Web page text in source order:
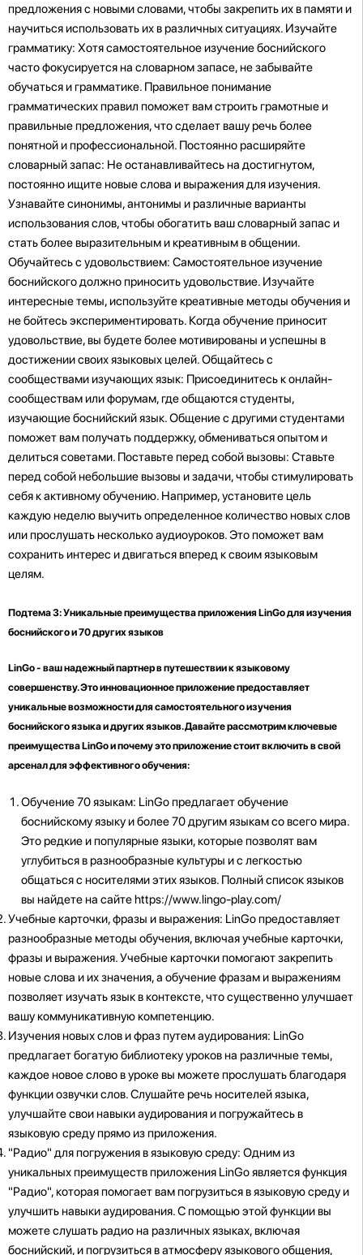
предложения с новыми словами, чтобы закрепить их в памяти и
научиться использовать их в различных ситуациях. Изучайте
грамматику: Хотя самостоятельное изучение боснийского
часто фокусируется на словарном запасе, не забывайте
обучаться и грамматике. Правильное понимание
грамматических правил поможет вам строить грамотные и
правильные предложения, что сделает вашу речь более
понятной и профессиональной. Постоянно расширяйте
словарный запас: Не останавливайтесь на достигнутом,
постоянно ищите новые слова и выражения для изучения.
Узнавайте синонимы, антонимы и различные варианты
использования слов, чтобы обогатить ваш словарный запас и
стать более выразительным и креативным в общении.
Обучайтесь с удовольствием: Самостоятельное изучение
боснийского должно приносить удовольствие. Изучайте
интересные темы, используйте креативные методы обучения и
не бойтесь экспериментировать. Когда обучение приносит
удовольствие, вы будете более мотивированы и успешны в
достижении своих языковых целей. Общайтесь с
сообществами изучающих язык: Присоединитесь к онлайн-
сообществам или форумам, где общаются студенты,
изучающие боснийский язык. Общение с другими студентами
поможет вам получать поддержку, обмениваться опытом и
делиться советами. Поставьте перед собой вызовы: Ставьте
перед собой небольшие вызовы и задачи, чтобы стимулировать
себя к активному обучению. Например, установите цель
каждую неделю выучить определенное количество новых слов
или прослушать несколько аудиоуроков. Это поможет вам
сохранить интерес и двигаться вперед к своим языковым
целям.
Подтема 3: Уникальные преимущества приложения LinGo для изучения
боснийского и 70 других языков
LinGo - ваш надежный партнер в путешествии к языковому
совершенству. Это инновационное приложение предоставляет
уникальные возможности для самостоятельного изучения
боснийского языка и других языков. Давайте рассмотрим ключевые
преимущества LinGo и почему это приложение стоит включить в свой
арсенал для эффективного обучения:
Обучение 70 языкам: LinGo предлагает обучение
боснийскому языку и более 70 другим языкам со всего мира.
Это редкие и популярные языки, которые позволят вам
углубиться в разнообразные культуры и с легкостью
общаться с носителями этих языков. Полный список языков
вы найдете на сайте https://www.lingo-play.com/
Учебные карточки, фразы и выражения: LinGo предоставляет
разнообразные методы обучения, включая учебные карточки,
фразы и выражения. Учебные карточки помогают закрепить
новые слова и их значения, а обучение фразам и выражениям
позволяет изучать язык в контексте, что существенно улучшает
вашу коммуникативную компетенцию.
Изучения новых слов и фраз путем аудирования: LinGo
предлагает богатую библиотеку уроков на различные темы,
каждое новое слово в уроке вы можете прослушать благодаря
функции озвучки слов. Слушайте речь носителей языка,
улучшайте свои навыки аудирования и погружайтесь в
языковую среду прямо из приложения.
"Радио" для погружения в языковую среду: Одним из
уникальных преимуществ приложения LinGo является функция
"Радио", которая помогает вам погрузиться в языковую среду и
улучшить навыки аудирования. С помощью этой функции вы
можете слушать радио на различных языках, включая
боснийский, и погрузиться в атмосферу языкового общения,